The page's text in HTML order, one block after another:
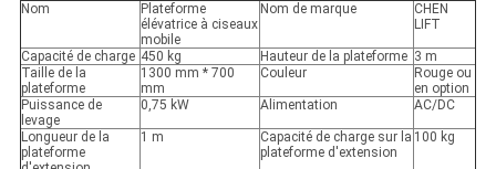
Nom
Plateforme
élévatrice à ciseaux
mobile
Nom de marque
CHEN
LIFT
Capacité de charge 450 kg Hauteur de la plateforme 3 m
Taille de la
plateforme
1300 mm * 700
mm
Couleur
Rouge ou
en option
Puissance de
levage
0,75 kW Alimentation AC/DC
Longueur de la
plateforme
1 m
Capacité de charge sur la
plateforme d'extension
100 kg